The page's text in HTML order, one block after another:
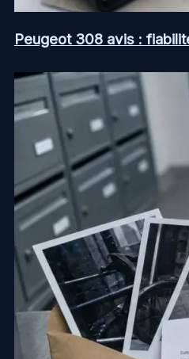
Peugeot 308 avis :